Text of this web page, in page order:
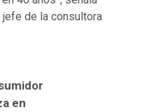
jefe de la consultora
en